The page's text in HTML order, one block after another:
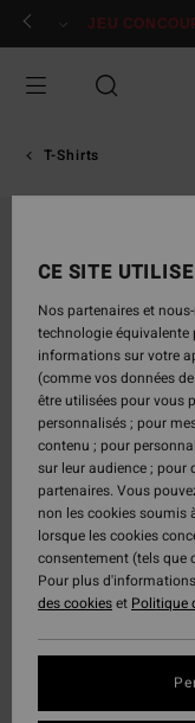
Passer
Se connecter /
JEU
T-Shirts
CE SITE
Nos partenaires et
technologie
informations sur votre
(comme vos données
être utilisées pour vous
personnalisés ; pour
contenu ; pour
sur leur audience ; pour
partenaires. Vous
non les cookies soumis
lorsque les cookies
consentement (tels que
Pour plus
des cookieset Politique